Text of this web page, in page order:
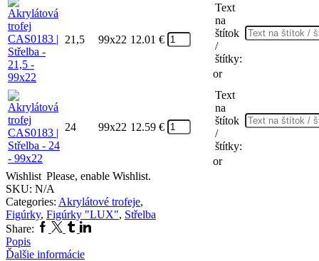
21,5 99x22 12.01 €
Text
na
štítok
/
štítky:
or
24 99x22 12.59 €
Text
na
štítok
/
štítky:
or
Wishlist Please, enable Wishlist.
SKU: N/A
Categories: Akrylátové trofeje,
Figúrky, Figúrky "LUX", Střelba
Share: Facebook
Twitter
TumblrLinkedin
Popis
Ďalšie informácie